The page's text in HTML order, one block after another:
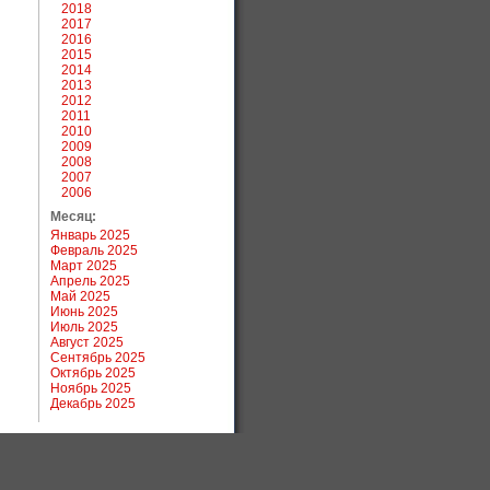
2018
2017
2016
2015
2014
2013
2012
2011
2010
2009
2008
2007
2006
Месяц:
Январь 2025
Февраль 2025
Март 2025
Апрель 2025
Май 2025
Июнь 2025
Июль 2025
Август 2025
Сентябрь 2025
Октябрь 2025
Ноябрь 2025
Декабрь 2025